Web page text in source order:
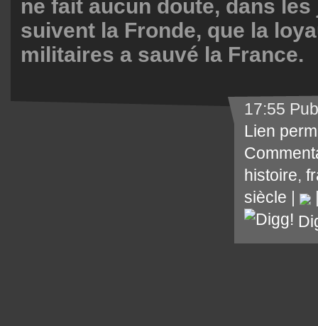
ne fait aucun doute, dans
suivent la Fronde, que la
militaires a sauvé la France.
17:55
Lien
histoire,
siècle